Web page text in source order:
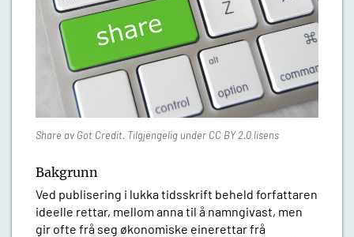
Share av Got Credit. Tilgjengelig under CC BY 2.0 lisens
Bakgrunn
Ved publisering i lukka tidsskrift beheld forfattaren
ideelle rettar, mellom anna til å namngivast, men
gir ofte frå seg økonomiske einerettar frå